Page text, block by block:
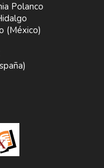
Polanco
(México)